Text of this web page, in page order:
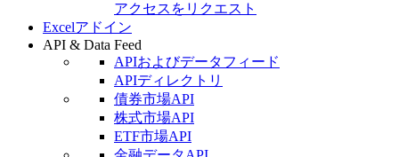
アクセスをリクエスト
Excelアドイン
API & Data Feed
APIおよびデータフィード
APIディレクトリ
債券市場API
株式市場API
ETF市場API